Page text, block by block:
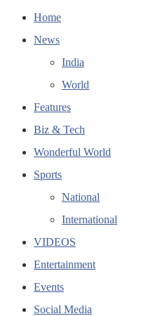
Home
News
India
World
Features
Biz & Tech
Wonderful World
Sports
National
International
VIDEOS
Entertainment
Events
Social Media